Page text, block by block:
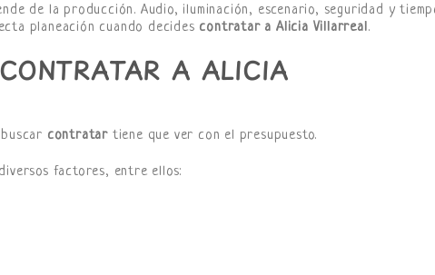
de la producción. Audio, iluminación, escenario, seguridad y
planeación cuando decides contratar a Alicia Villarreal.
A ALICIA
contratar tiene que ver con el presupuesto.
factores, entre ellos: